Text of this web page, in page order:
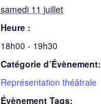
samedi 11 juillet
Heure :
18h00 - 19h30
Catégorie d’Évènement:
Représentation théâtrale
Évènement Tags: